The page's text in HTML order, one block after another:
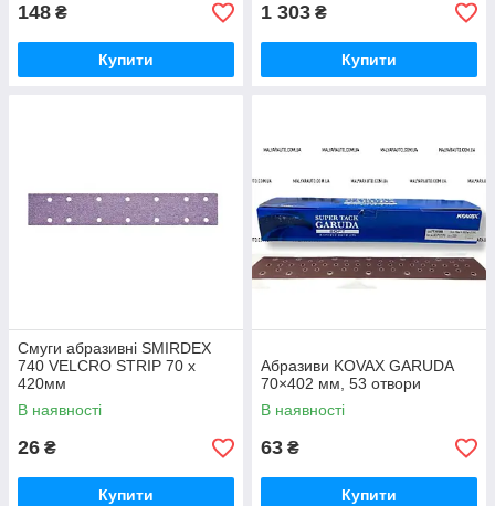
148 ₴
Купити
1 303 ₴
Купити
Смуги абразивні SMIRDEX
740 VELCRO STRIP 70 x
420мм
В наявності
26 ₴
Купити
Абразиви KOVAX GARUDA
70×402 мм, 53 отвори
В наявності
63 ₴
Купити